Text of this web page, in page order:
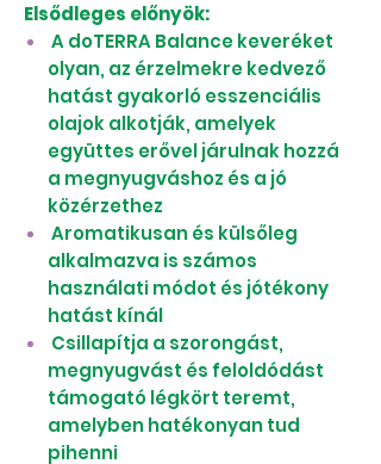
Elsődleges előnyök:
A doTERRA Balance keveréket
olyan, az érzelmekre kedvező
hatást gyakorló esszenciális
olajok alkotják, amelyek
együttes erővel járulnak hozzá
a megnyugváshoz és a jó
közérzethez
Aromatikusan és külsőleg
alkalmazva is számos
használati módot és jótékony
hatást kínál
Csillapítja a szorongást,
megnyugvást és feloldódást
támogató légkört teremt,
amelyben hatékonyan tud
pihenni